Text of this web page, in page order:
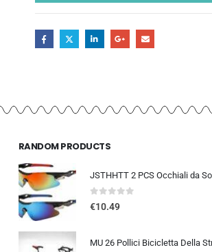
RANDOM PRODUCTS
0out of 5
€10.49